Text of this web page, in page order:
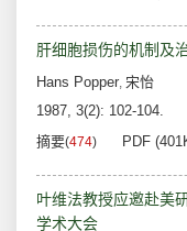
肝细胞损伤的机制及
Hans Popper, 宋怡
1987, 3(2): 102-104.
摘要(474) PDF
叶维法教授应邀赴美
学术大会